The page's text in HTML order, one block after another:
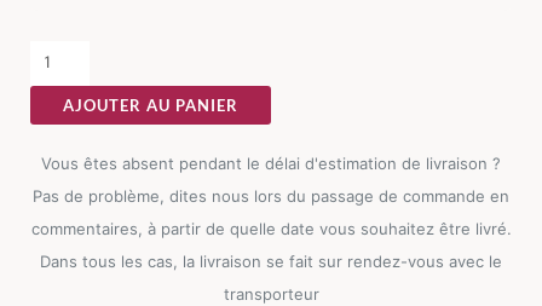
Manguier
Ixia
60cm
AJOUTER AU PANIER
Vous êtes absent pendant le délai d'estimation de livraison ?
Pas de problème, dites nous lors du passage de commande en
commentaires, à partir de quelle date vous souhaitez être livré.
Dans tous les cas, la livraison se fait sur rendez-vous avec le
transporteur